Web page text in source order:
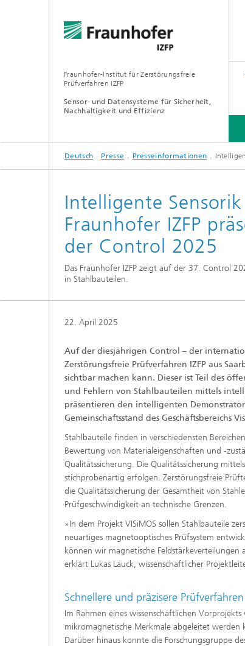
Fraunhofer-Institut für Zerstörungsfreie
Prüfverfahren IZFP
Sensor- und Datensysteme für Sicherheit,
Nachhaltigkeit und Effizienz
DAS FRAUNHOFER IZFP
BRANCHEN & LÖSUNGEN
FORSCHUNG & ENTWICKLUNG
Deutsch Presse Presseinformationen
Intelligente
Fraunhofer IZFP
der Control 2025
Das Fraunhofer IZFP zeigt auf der 37. Control
in Stahlbauteilen.
22. April 2025
Auf der diesjährigen Control – der
Zerstörungsfreie Prüfverfahren IZFP aus
sichtbar machen kann. Dieser ist Teil des
und Fehlern von Stahlbauteilen mittels
präsentieren den intelligenten
Gemeinschaftsstand des Geschäftsbereichs
Stahlbauteile finden in verschiedensten
Bewertung von Materialeigenschaften und -
Qualitätssicherung. Die Qualitätssicherung
stichprobenartig erfolgen. Zerstörungsfreie
die Qualitätssicherung der Gesamtheit von
Prüfgeschwindigkeit an technische Grenzen.
»In dem Projekt VISiMOS sollen Stahlbauteile
neuartiges magnetooptisches Prüfsystem
können wir magnetische
erklärt Lukas Lauck, wissenschaftlicher
Schnellere und präzisere
Im Rahmen eines wissenschaftlichen
mikromagnetische Merkmale abgeleitet
Darüber hinaus konnte die Forschungsgruppe